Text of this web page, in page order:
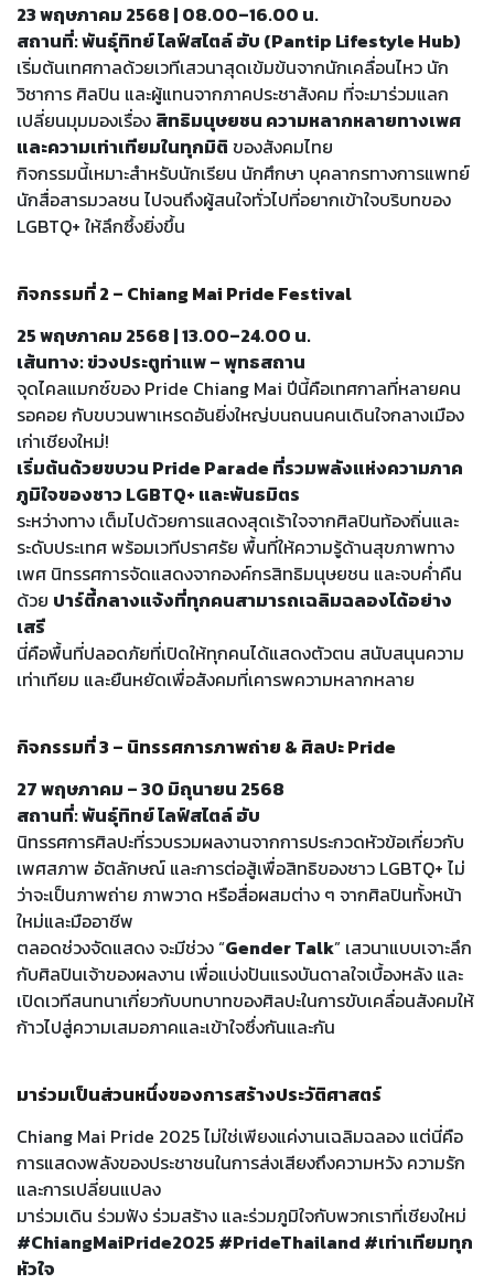
23 พฤษภาคม 2568 | 08.00–16.00 น.
สถานที่: พันธุ์ทิทย์ ไลฟ์สไตล์ ฮับ (Pantip Lifestyle Hub)
เริ่มต้นเทศกาลด้วยเวทีเสวนาสุดเข้มข้นจากนักเคลื่อนไหว นัก
วิชาการ ศิลปิน และผู้แทนจากภาคประชาสังคม ที่จะมาร่วมแลก
เปลี่ยนมุมมองเรื่อง สิทธิมนุษยชน ความหลากหลายทางเพศ
และความเท่าเทียมในทุกมิติ ของสังคมไทย
กิจกรรมนี้เหมาะสำหรับนักเรียน นักศึกษา บุคลากรทางการแพทย์
นักสื่อสารมวลชน ไปจนถึงผู้สนใจทั่วไปที่อยากเข้าใจบริบทของ
LGBTQ+ ให้ลึกซึ้งยิ่งขึ้น
กิจกรรมที่ 2 – Chiang Mai Pride Festival
25 พฤษภาคม 2568 | 13.00–24.00 น.
เส้นทาง: ข่วงประตูท่าแพ – พุทธสถาน
จุดไคลแมกซ์ของ Pride Chiang Mai ปีนี้คือเทศกาลที่หลายคน
รอคอย กับขบวนพาเหรดอันยิ่งใหญ่บนถนนคนเดินใจกลางเมือง
เก่าเชียงใหม่!
เริ่มต้นด้วยขบวน Pride Parade ที่รวมพลังแห่งความภาค
ภูมิใจของชาว LGBTQ+ และพันธมิตร
ระหว่างทาง เต็มไปด้วยการแสดงสุดเร้าใจจากศิลปินท้องถิ่นและ
ระดับประเทศ พร้อมเวทีปราศรัย พื้นที่ให้ความรู้ด้านสุขภาพทาง
เพศ นิทรรศการจัดแสดงจากองค์กรสิทธิมนุษยชน และจบค่ำคืน
ด้วย ปาร์ตี้กลางแจ้งที่ทุกคนสามารถเฉลิมฉลองได้อย่าง
เสรี
นี่คือพื้นที่ปลอดภัยที่เปิดให้ทุกคนได้แสดงตัวตน สนับสนุนความ
เท่าเทียม และยืนหยัดเพื่อสังคมที่เคารพความหลากหลาย
กิจกรรมที่ 3 – นิทรรศการภาพถ่าย & ศิลปะ Pride
27 พฤษภาคม – 30 มิถุนายน 2568
สถานที่: พันธุ์ทิทย์ ไลฟ์สไตล์ ฮับ
นิทรรศการศิลปะที่รวบรวมผลงานจากการประกวดหัวข้อเกี่ยวกับ
เพศสภาพ อัตลักษณ์ และการต่อสู้เพื่อสิทธิของชาว LGBTQ+ ไม่
ว่าจะเป็นภาพถ่าย ภาพวาด หรือสื่อผสมต่าง ๆ จากศิลปินทั้งหน้า
ใหม่และมืออาชีพ
ตลอดช่วงจัดแสดง จะมีช่วง “Gender Talk” เสวนาแบบเจาะลึก
กับศิลปินเจ้าของผลงาน เพื่อแบ่งปันแรงบันดาลใจเบื้องหลัง และ
เปิดเวทีสนทนาเกี่ยวกับบทบาทของศิลปะในการขับเคลื่อนสังคมให้
ก้าวไปสู่ความเสมอภาคและเข้าใจซึ่งกันและกัน
มาร่วมเป็นส่วนหนึ่งของการสร้างประวัติศาสตร์
Chiang Mai Pride 2025 ไม่ใช่เพียงแค่งานเฉลิมฉลอง แต่นี่คือ
การแสดงพลังของประชาชนในการส่งเสียงถึงความหวัง ความรัก
และการเปลี่ยนแปลง
มาร่วมเดิน ร่วมฟัง ร่วมสร้าง และร่วมภูมิใจกับพวกเราที่เชียงใหม่
#ChiangMaiPride2025 #PrideThailand #เท่าเทียมทุก
หัวใจ